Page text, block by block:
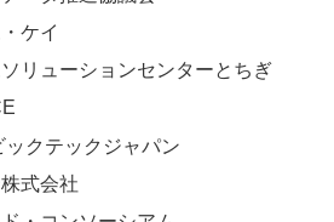
ケイ
リューションセンターとちぎ
クテックジャパン
式会社